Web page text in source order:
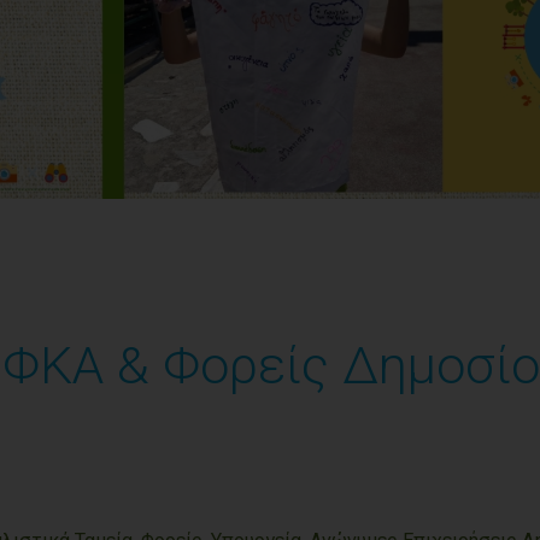
& Φορείς